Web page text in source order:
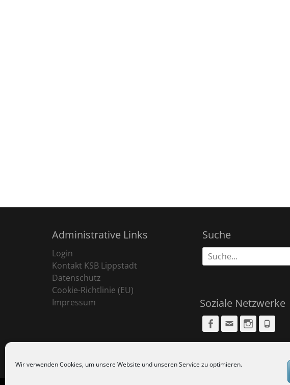
Wir verwenden Cookies, um unsere Website und unseren Service zu optimieren.
Administrative Links
Login
Kontakt KSB Lippstadt
Datenschutz
Cookie-Richtlinie (EU)
Impressum
Suche
Suche
nach:
Soziale Netzwerke
Facebook
Email Instagram